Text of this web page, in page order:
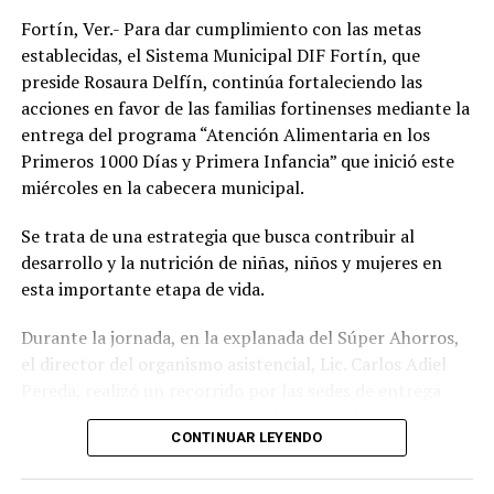
Fortín, Ver.- Para dar cumplimiento con las metas
establecidas, el Sistema Municipal DIF Fortín, que
preside Rosaura Delfín, continúa fortaleciendo las
acciones en favor de las familias fortinenses mediante la
entrega del programa “Atención Alimentaria en los
Primeros 1000 Días y Primera Infancia” que inició este
miércoles en la cabecera municipal.
Se trata de una estrategia que busca contribuir al
desarrollo y la nutrición de niñas, niños y mujeres en
esta importante etapa de vida.
Durante la jornada, en la explanada del Súper Ahorros,
el director del organismo asistencial, Lic. Carlos Adiel
para supervisar las actividades desarrolladas por el área
de Plan Alimentario, reconociendo el compromiso y la
CONTINUAR LEYENDO